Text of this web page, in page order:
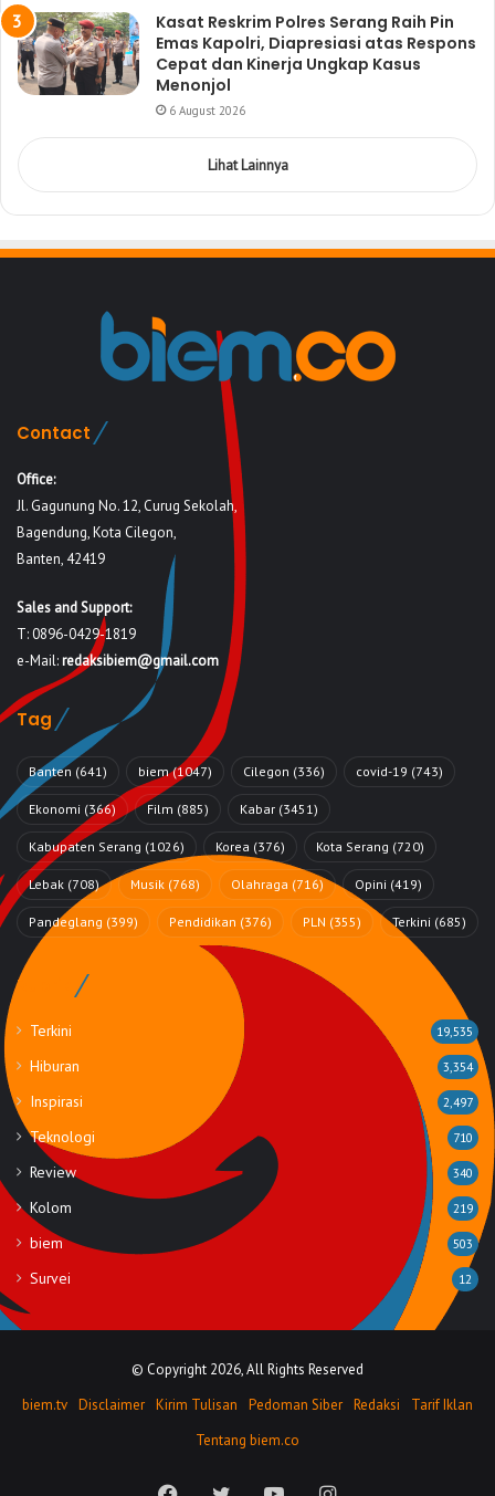
Kasat Reskrim Polres Serang Raih Pin
Emas Kapolri, Diapresiasi atas Respons
Cepat dan Kinerja Ungkap Kasus
Menonjol
6 August 2026
Lihat Lainnya
Contact
Office:
Jl. Gagunung No. 12, Curug Sekolah,
Bagendung, Kota Cilegon,
Banten, 42419
Sales and Support:
T: 0896-0429-1819
e-Mail:redaksibiem@gmail.com
Tag
Banten (641) biem(1047) Cilegon (336) covid-19 (743)
Ekonomi (366) Film (885) Kabar (3451)
Kabupaten Serang (1026) Korea (376) Kota Serang (720)
Lebak (708) Musik (768) Olahraga (716) Opini (419)
Pandeglang (399) Pendidikan (376) PLN (355) Terkini (685)
Rubrik
Terkini 19,535
Hiburan 3,354
Inspirasi 2,497
Teknologi 710
Review 340
Kolom 219
biem 503
Survei 12
© Copyright 2026, All Rights Reserved
biem.tv Disclaimer Kirim Tulisan Pedoman Siber Redaksi
Tarif Iklan
Tentang biem.co